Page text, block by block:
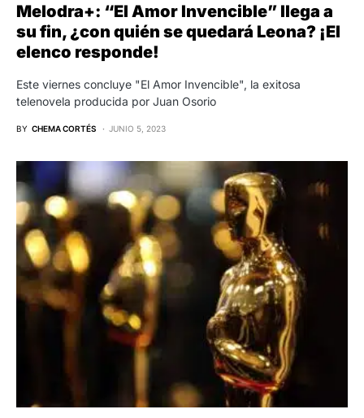
Melodra+: “El Amor Invencible” llega a
su fin, ¿con quién se quedará Leona? ¡El
elenco responde!
Este viernes concluye "El Amor Invencible", la exitosa
telenovela producida por Juan Osorio
BY CHEMA CORTÉS JUNIO 5, 2023